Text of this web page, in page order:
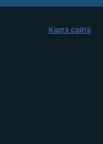
Карта сайта